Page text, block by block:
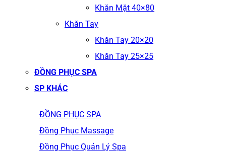
Khăn Mặt 40×80
Khăn Tay
Khăn Tay 20×20
Khăn Tay 25×25
ĐỒNG PHỤC SPA
SP KHÁC
ĐỒNG PHỤC SPA
Đồng Phục Massage
Đồng Phục Quản Lý Spa